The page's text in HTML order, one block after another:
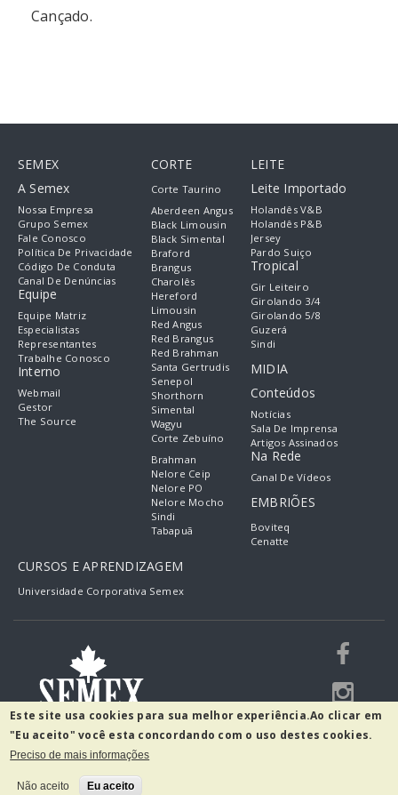
Cançado.
SEMEX
A Semex
Nossa Empresa
Grupo Semex
Fale Conosco
Política De Privacidade
Código De Conduta
Canal De Denúncias
Equipe
Equipe Matriz
Especialistas
Representantes
Trabalhe Conosco
Interno
Webmail
Gestor
The Source
CORTE
Corte Taurino
Aberdeen Angus
Black Limousin
Black Simental
Braford
Brangus
Charolês
Hereford
Limousin
Red Angus
Red Brangus
Red Brahman
Santa Gertrudis
Senepol
Shorthorn
Simental
Wagyu
Corte Zebuíno
Brahman
Nelore Ceip
Nelore PO
Nelore Mocho
Sindi
Tabapuã
LEITE
Leite Importado
Holandês V&B
Holandês P&B
Jersey
Pardo Suiço
Tropical
Gir Leiteiro
Girolando 3/4
Girolando 5/8
Guzerá
Sindi
MIDIA
Conteúdos
Notícias
Sala De Imprensa
Artigos Assinados
Na Rede
Canal De Vídeos
EMBRIÕES
Boviteq
Cenatte
CURSOS E APRENDIZAGEM
Universidade Corporativa Semex
R. Guilherme Scharf, 2520 - Fidélis
Blumenau - SC, 89060-001
Este site usa cookies para sua melhor experiência.Ao clicar em
"Eu aceito" você esta concordando com o uso destes cookies.
Preciso de mais informações
Não aceito Eu aceito